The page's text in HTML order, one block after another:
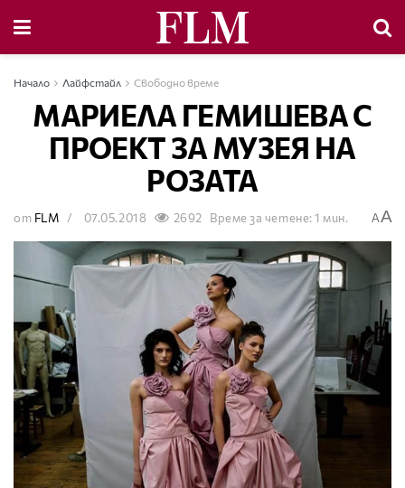
Начало Лайфстайл Свободно време
МАРИЕЛА ГЕМИШЕВА С
ПРОЕКТ ЗА МУЗЕЯ НА
РОЗАТА
от FLM 07.05.2018 2692 Време за четене: 1 мин. AA